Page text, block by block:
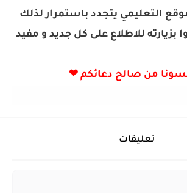
التعليمي يتجدد باستمرار لذلك
بزيارته للاطلاع على كل جديد و مفيد
من صالح دعائكم ❤
تعليقات